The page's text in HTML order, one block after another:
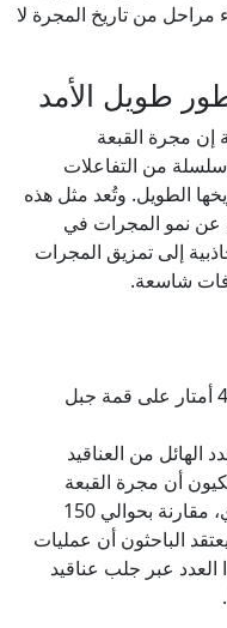
مراحل من تاريخ المجرة لا
طويل الأمد
إن مجرة القبعة
من التفاعلات
الطويل. وتُعد مثل هذه
عن نمو المجرات في
إلى تمزيق المجرات
شاسعة.
صورة لتلسكوب "فيكتور بلانكو" بقطر 4 أمتار على قمة جبل
الهائل من العناقيد
أن مجرة القبعة
المكسيكية تضم نحو 2000 عنقود كروي، مقارنة بحوالي 150
الباحثون أن عمليات
العدد عبر جلب عناقيد